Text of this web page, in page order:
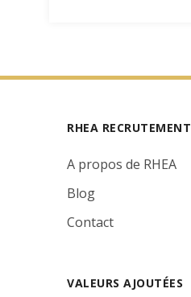
RHEA RECRUTEMENT
A propos de RHEA
Blog
Contact
VALEURS AJOUTÉES